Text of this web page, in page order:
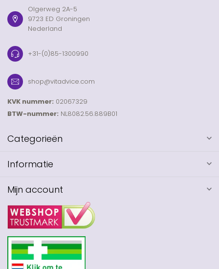
Olgerweg 2A-5
9723 ED Groningen
Nederland
+31-(0)85-1300990
shop@vitadvice.com
KVK nummer: 02067329
BTW-nummer: NL8082.56.889B01
Categorieën
Informatie
Mijn account